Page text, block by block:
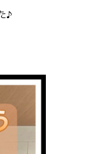
♪